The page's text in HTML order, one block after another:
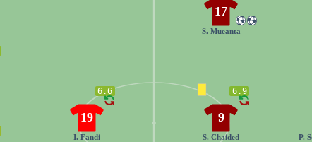
6.6
19
I. Fandi P.
6.9
9
S. Chaided
17
S. Mueanta